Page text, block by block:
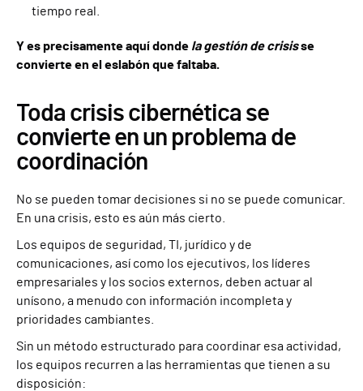
tiempo real.
Y es precisamente aquí donde la gestión de crisisse
convierte en el eslabón que faltaba.
Toda crisis cibernética se
convierte en un problema de
coordinación
No se pueden tomar decisiones si no se puede comunicar.
En una crisis, esto es aún más cierto.
Los equipos de seguridad, TI, jurídico y de
comunicaciones, así como los ejecutivos, los líderes
empresariales y los socios externos, deben actuar al
unísono, a menudo con información incompleta y
prioridades cambiantes.
Sin un método estructurado para coordinar esa actividad,
los equipos recurren a las herramientas que tienen a su
disposición: